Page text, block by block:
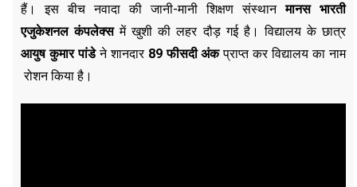
हैं। इस बीच नवादा की जानी-मानी शिक्षण संस्थानमानस भारती
एजुकेशनल कंपलेक्समें खुशी की लहर दौड़ गई है। विद्यालय के छात्र
आयुष कुमार पांडेने शानदार 89फीसदीअंकप्राप्त कर विद्यालय का नाम
रोशन किया है।